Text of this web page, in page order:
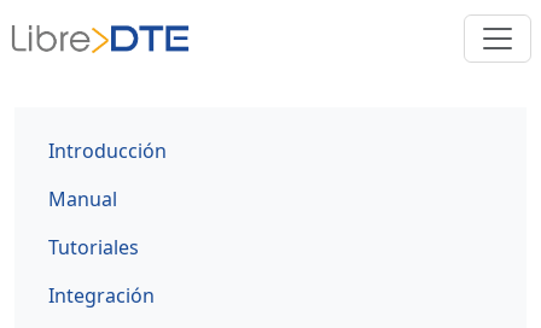
Introducción
Manual
Tutoriales
Integración